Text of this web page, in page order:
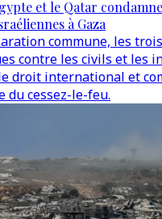
et le Qatar
à Gaza
commune, les
contre les civils et les
droit international et
du cessez-le-feu.